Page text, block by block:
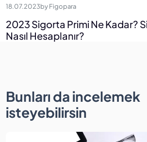
18.07.2023byFigopara
2023 Sigorta Primi Ne Kadar?
Nasıl Hesaplanır?
Bunları da incelemek
isteyebilirsin